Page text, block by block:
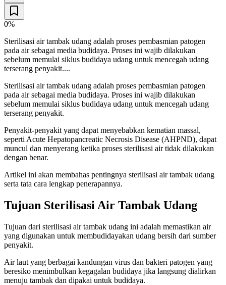
0%
Sterilisasi air tambak udang adalah proses pembasmian patogen
pada air sebagai media budidaya. Proses ini wajib dilakukan
sebelum memulai siklus budidaya udang untuk mencegah udang
terserang penyakit....
Sterilisasi air tambak udang adalah proses pembasmian patogen
pada air sebagai media budidaya. Proses ini wajib dilakukan
sebelum memulai siklus budidaya udang untuk mencegah udang
terserang penyakit.
Penyakit-penyakit yang dapat menyebabkan kematian massal,
seperti Acute Hepatopancreatic Necrosis Disease (AHPND), dapat
muncul dan menyerang ketika proses sterilisasi air tidak dilakukan
dengan benar.
Artikel ini akan membahas pentingnya sterilisasi air tambak udang
serta tata cara lengkap penerapannya.
Tujuan Sterilisasi Air Tambak Udang
Tujuan dari sterilisasi air tambak udang ini adalah memastikan air
yang digunakan untuk membudidayakan udang bersih dari sumber
penyakit.
Air laut yang berbagai kandungan virus dan bakteri patogen yang
beresiko menimbulkan kegagalan budidaya jika langsung dialirkan
menuju tambak dan dipakai untuk budidaya.